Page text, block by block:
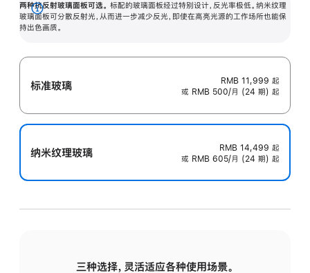
两种抗反射玻璃面板可选。 标配的玻璃面板经过特别设计，反光率极低。纳米纹理
玻璃面板可分散反射光，从而进一步减少反光，即使在高亮光源的工作场所也能保
持出色画质。
展
开
标准玻璃 RMB 11,999 起
或 RMB 500/月 (24 期) 起
纳米纹理玻璃 RMB 14,499 起
或 RMB 605/月 (24 期) 起
三种选择，灵活适应各种使用场景。